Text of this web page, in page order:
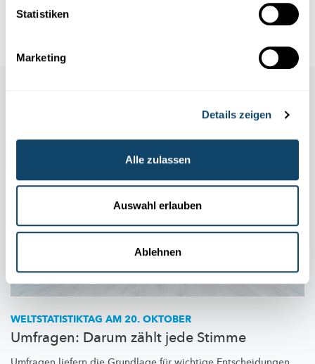
Statistiken
Marketing
Details zeigen
Alle zulassen
Auswahl erlauben
Ablehnen
WELTSTATISTIKTAG AM 20. OKTOBER
Umfragen: Darum zählt jede Stimme